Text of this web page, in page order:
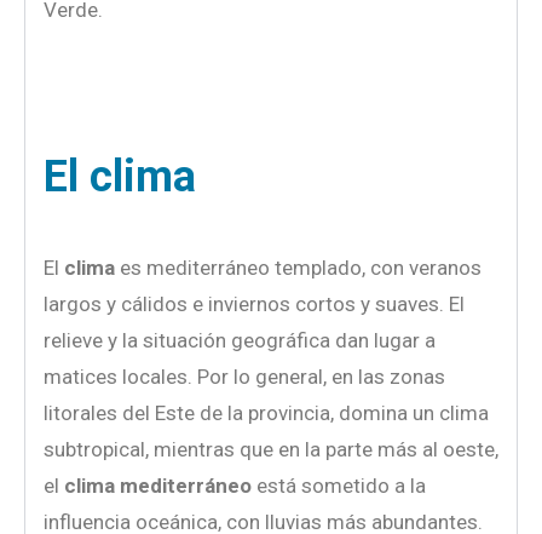
Verde.
El clima
El clima es mediterráneo templado, con veranos
largos y cálidos e inviernos cortos y suaves. El
relieve y la situación geográfica dan lugar a
matices locales. Por lo general, en las zonas
litorales del Este de la provincia, domina un clima
subtropical, mientras que en la parte más al oeste,
el clima mediterráneo está sometido a la
influencia oceánica, con lluvias más abundantes.